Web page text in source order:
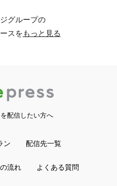
グループの
スをもっと見る
配信したい方へ
ン 配信先一覧
流れ よくある質問